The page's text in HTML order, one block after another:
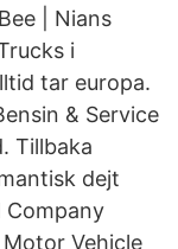
| Nians
i
tar europa.
& Service
Tillbaka
dejt
Company
Vehicle